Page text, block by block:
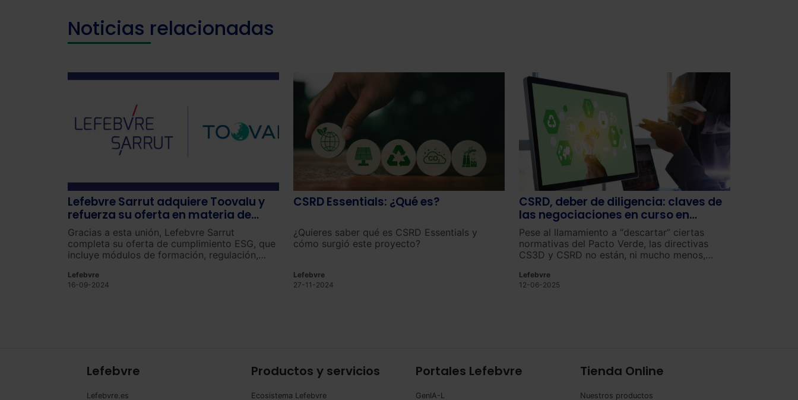
Noticias relacionadas
Lefebvre Sarrut adquiere Toovalu y
refuerza su oferta en materia de
cumplimiento ESG y RSC
Gracias a esta unión, Lefebvre Sarrut
completa su oferta de cumplimiento ESG, que
incluye módulos de formación, regulación,
como aliado estratégico para las compañías
europeas.
Lefebvre
16-09-2024
CSRD Essentials: ¿Qué es?
¿Quieres saber qué es CSRD Essentials y
cómo surgió este proyecto?
Lefebvre
27-11-2024
CSRD, deber de diligencia: claves de
las negociaciones en curso en
Bruselas
Pese al llamamiento a “descartar” ciertas
normativas del Pacto Verde, las directivas
CS3D y CSRD no están, ni mucho menos,
Lefebvre
12-06-2025
Lefebvre
Lefebvre.es
Productos y servicios
Ecosistema Lefebvre
Portales Lefebvre
GenIA-L
Tienda Online
Nuestros productos